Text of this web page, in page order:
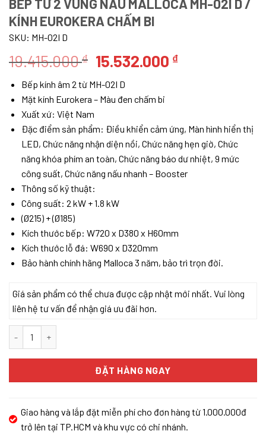
BẾP TỪ 2 VÙNG NẤU MALLOCA MH-02I D /
KÍNH EUROKERA CHẤM BI
SKU: MH-02I D
19.415.000₫ Giá
là:
19.415.000 ₫.
15.532.000 ₫Giá
15.532.000 ₫.
Bếp kính âm 2 từ MH-02I D
Mặt kính Eurokera – Màu đen chấm bi
Xuất xứ: Việt Nam
Đặc điểm sản phẩm: Điều khiển cảm ứng, Màn hình hiển thị
LED, Chức năng nhận diện nồi, Chức năng hẹn giờ, Chức
năng khóa phím an toàn, Chức năng báo dư nhiệt, 9 mức
công suất, Chức năng nấu nhanh – Booster
Thông số kỹ thuật:
Công suất: 2 kW + 1.8 kW
(Ø215) + (Ø185)
Kích thước bếp: W720 x D380 x H60mm
Kích thước lỗ đá: W690 x D320mm
Bảo hành chính hãng Malloca 3 năm, bảo trì trọn đời.
Giá sản phẩm có thể chưa được cập nhật mới nhất. Vui lòng
liên hệ tư vấn để nhận giá ưu đãi hơn.
ĐẶT HÀNG NGAY
Giao hàng và lắp đặt miễn phí cho đơn hàng từ 1.000.000đ
trở lên tại TP.HCM và khu vực có chi nhánh.